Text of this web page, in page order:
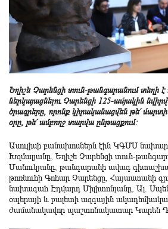
Եղիշե Չարենցի տուն-թանգարանում տեղի է
ներկայացնելու Չարենցի 125-ամյակին
ծրագրերը, որոնք կիրականացվեն թե՛ մարտի
օրը, թե՛ ամբողջ տարվա ընթացքում:
Ասուլիսի բանախոսներն էին ԿԳՄՍ
Խզմալյանը, Եղիշե Չարենցի տուն-
Մանուկյանը, թանգարանի ավագ
թոռնուհի Գոհար Չարենցը, Հայաստանի
նախագահ Էդվարդ Միլիտոնյանը, Ալ.
օպերայի և բալետի ազգային
ժամանակավոր պաշտոնակատար Կարեն